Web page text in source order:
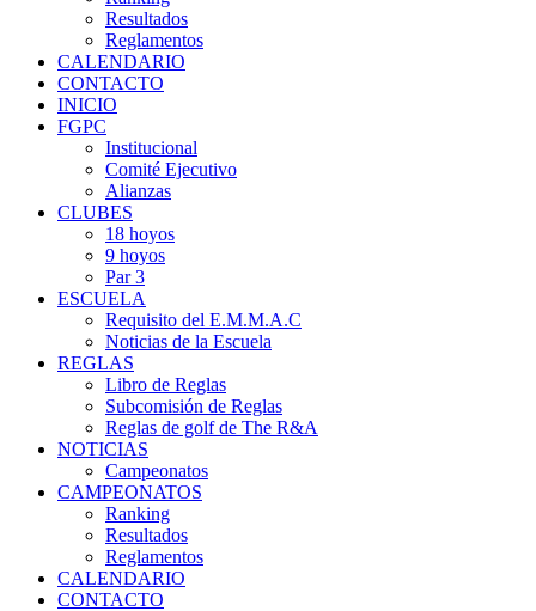
Resultados
Reglamentos
CALENDARIO
CONTACTO
INICIO
FGPC
Institucional
Comité Ejecutivo
Alianzas
CLUBES
18 hoyos
9 hoyos
Par 3
ESCUELA
Requisito del E.M.M.A.C
Noticias de la Escuela
REGLAS
Libro de Reglas
Subcomisión de Reglas
Reglas de golf de The R&A
NOTICIAS
Campeonatos
CAMPEONATOS
Ranking
Resultados
Reglamentos
CALENDARIO
CONTACTO